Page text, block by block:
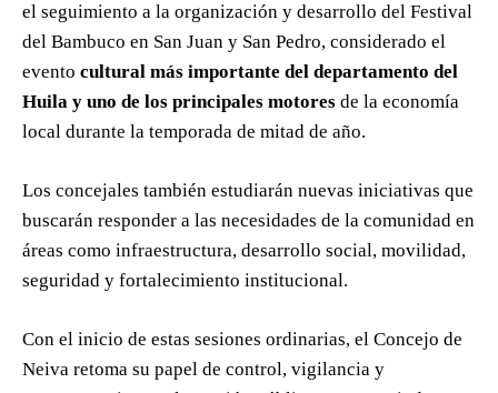
el seguimiento a la organización y desarrollo del Festival
del Bambuco en San Juan y San Pedro, considerado el
evento cultural más importante del departamento del
Huila y uno de los principales motores de la economía
local durante la temporada de mitad de año.
Los concejales también estudiarán nuevas iniciativas que
buscarán responder a las necesidades de la comunidad en
áreas como infraestructura, desarrollo social, movilidad,
seguridad y fortalecimiento institucional.
Con el inicio de estas sesiones ordinarias, el Concejo de
Neiva retoma su papel de control, vigilancia y